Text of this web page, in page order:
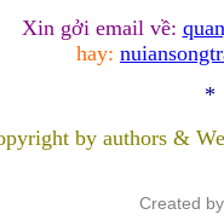
Xin gởi email về:
hay:
*
by authors &
Created